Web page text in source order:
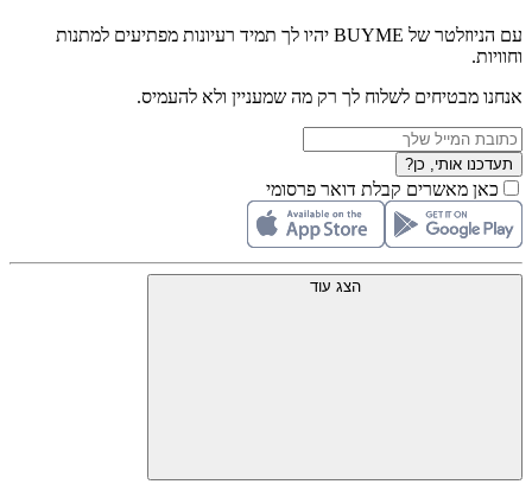
עם הניוזלטר של BUYME יהיו לך תמיד רעיונות מפתיעים למתנות
וחוויות.
אנחנו מבטיחים לשלוח לך רק מה שמעניין ולא להעמיס.
תעדכנו אותי, כן?
כאן מאשרים קבלת דואר פרסומי
הצג עוד